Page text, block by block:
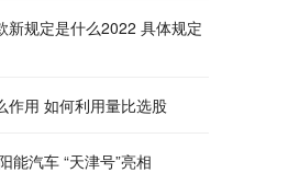
新规定是什么2022 具体规定
作用 如何利用量比选股
能汽车 “天津号”亮相